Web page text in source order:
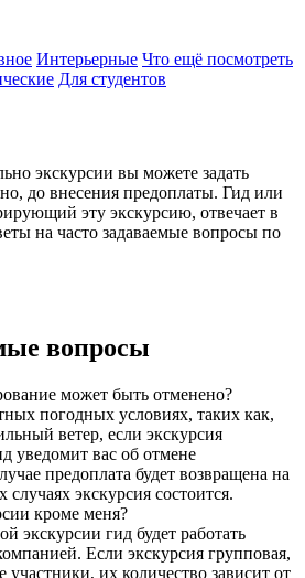
Интерьерные Что ещё посмотреть
Для студентов
экскурсии вы можете задать
до внесения предоплаты. Гид или
эту экскурсию, отвечает в
на часто задаваемые вопросы по
вопросы
может быть отменено?
погодных условиях, таких как,
ветер, если экскурсия
уведомит вас об отмене
предоплата будет возвращена на
экскурсия состоится.
кроме меня?
экскурсии гид будет работать
Если экскурсия групповая,
участники, их количество зависит от